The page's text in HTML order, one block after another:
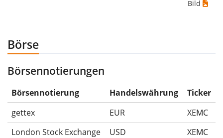
-50%.
Die Wertentwicklungsangaben für ETFs beinhalten
Ausschüttungen (falls vorhanden).
Bild
Börse
Börsennotierungen
Börsennotierung Handelswährung
Ticker
gettex
EUR
XEMC
London Stock Exchange
USD
XEMC